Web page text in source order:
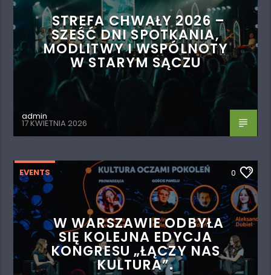
STREFA CHWAŁY 2026 –
SZEŚĆ DNI SPOTKANIA,
MODLITWY I WSPÓLNOTY
W STARYM SĄCZU
admin
17 KWIETNIA 2026
EVENTS 0
W WARSZAWIE ODBYŁA
SIĘ KOLEJNA EDYCJA
KONGRESU „ŁĄCZY NAS
KULTURA”.